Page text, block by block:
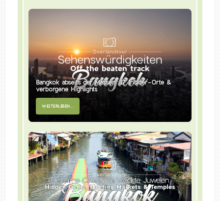
Bangkok abseits der Massen: 17 Insider-Orte &
verborgene Highlights
WEITERLESEN...